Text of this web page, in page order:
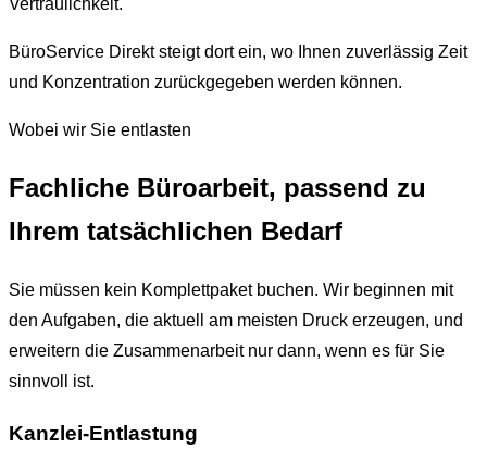
BüroService Direkt steigt dort ein, wo Ihnen zuverlässig Zeit
und Konzentration zurückgegeben werden können.
Wobei wir Sie entlasten
Fachliche Büroarbeit, passend zu
Ihrem tatsächlichen Bedarf
Sie müssen kein Komplettpaket buchen. Wir beginnen mit
den Aufgaben, die aktuell am meisten Druck erzeugen, und
erweitern die Zusammenarbeit nur dann, wenn es für Sie
sinnvoll ist.
Kanzlei-Entlastung